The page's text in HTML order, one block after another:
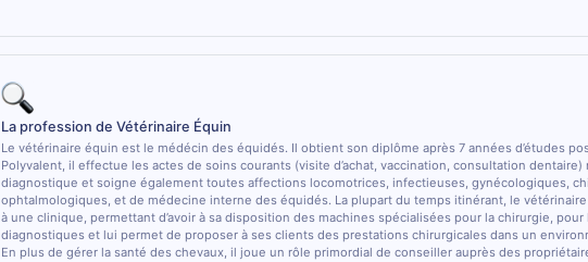
La profession de Vétérinaire Équin
Le vétérinaire équin est le médécin des équidés. Il obtient son diplôme après 7 années d’études
Polyvalent, il effectue les actes de soins courants (visite d’achat, vaccination, consultation dentaire)
diagnostique et soigne également toutes affections locomotrices, infectieuses, gynécologiques,
ophtalmologiques, et de médecine interne des équidés. La plupart du temps itinérant, le
à une clinique, permettant d’avoir à sa disposition des machines spécialisées pour la chirurgie,
diagnostiques et lui permet de proposer à ses clients des prestations chirurgicales dans un
En plus de gérer la santé des chevaux, il joue un rôle primordial de conseiller auprès des